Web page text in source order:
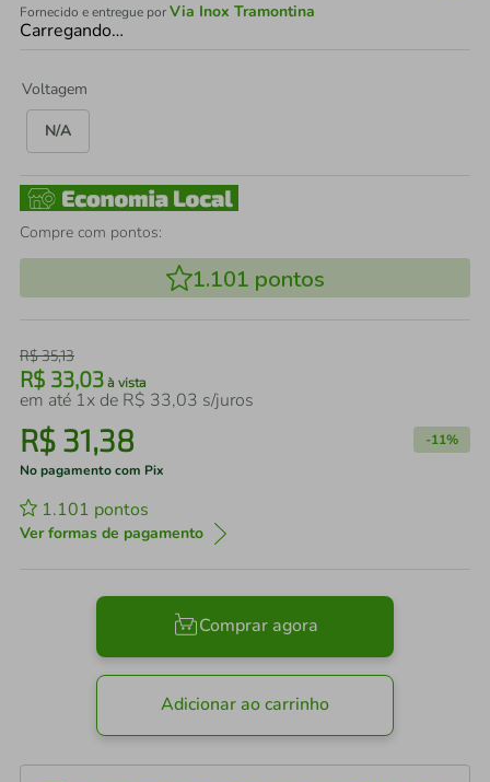
Fornecido e entregue porVia Inox Tramontina
Carregando…
Voltagem
N/A
Compre com pontos:
1.101 pontos
R$35,13
R$ 33,03 à vista
em até 1x de R$ 33,03 s/juros
R$ 31,38 -11%
No pagamento com Pix
1.101 pontos
Ver formas de pagamento
Comprar agora
Adicionar ao carrinho